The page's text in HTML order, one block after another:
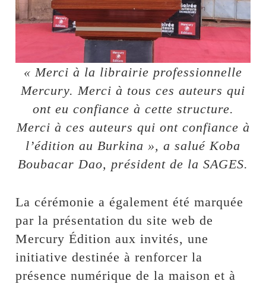
« Merci à la librairie professionnelle
Mercury. Merci à tous ces auteurs qui
ont eu confiance à cette structure.
Merci à ces auteurs qui ont confiance à
l’édition au Burkina », a salué Koba
Boubacar Dao, président de la SAGES.
La cérémonie a également été marquée
par la présentation du site web de
Mercury Édition aux invités, une
initiative destinée à renforcer la
présence numérique de la maison et à